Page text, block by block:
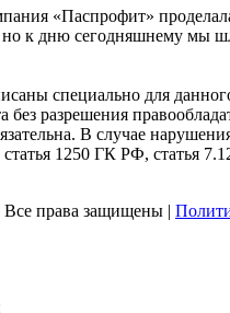
«Паспрофит»
к дню сегодняшнему мы
специально для
без разрешения
В случае
статья 1250 ГК РФ, статья
права защищены |